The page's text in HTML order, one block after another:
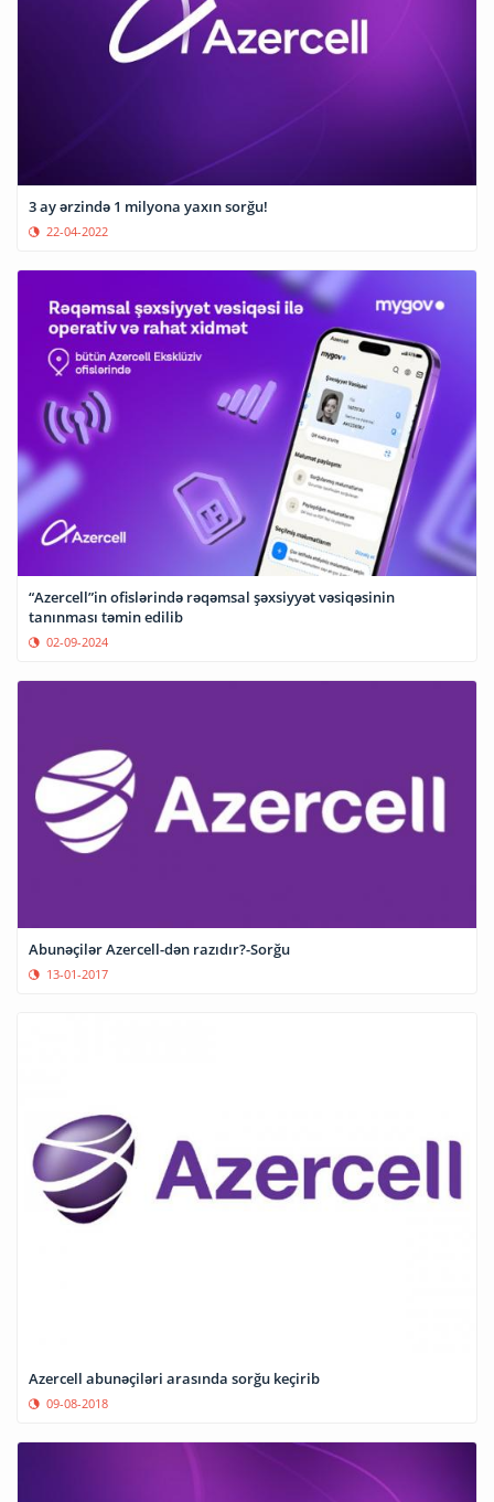
3 ay ərzində 1 milyona yaxın sorğu!
22-04-2022
“Azercell”in ofislərində rəqəmsal şəxsiyyət vəsiqəsinin
tanınması təmin edilib
02-09-2024
Abunəçilər Azercell-dən razıdır?-Sorğu
13-01-2017
Azercell abunəçiləri arasında sorğu keçirib
09-08-2018